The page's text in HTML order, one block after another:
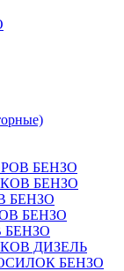
БЕНЗО
БЕНЗО
БЕНЗО
БЕНЗО
ДИЗЕЛЬ
БЕНЗО